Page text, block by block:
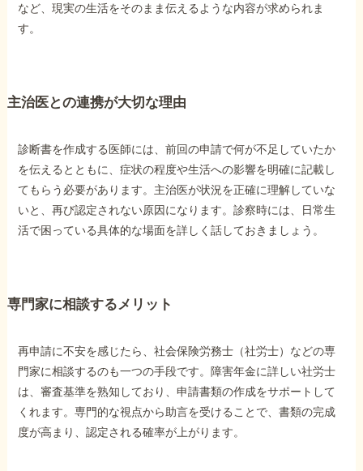
など、現実の生活をそのまま伝えるような内容が求められま
す。
主治医との連携が大切な理由
診断書を作成する医師には、前回の申請で何が不足していたか
を伝えるとともに、症状の程度や生活への影響を明確に記載し
てもらう必要があります。主治医が状況を正確に理解していな
いと、再び認定されない原因になります。診察時には、日常生
活で困っている具体的な場面を詳しく話しておきましょう。
専門家に相談するメリット
再申請に不安を感じたら、社会保険労務士（社労士）などの専
門家に相談するのも一つの手段です。障害年金に詳しい社労士
は、審査基準を熟知しており、申請書類の作成をサポートして
くれます。専門的な視点から助言を受けることで、書類の完成
度が高まり、認定される確率が上がります。